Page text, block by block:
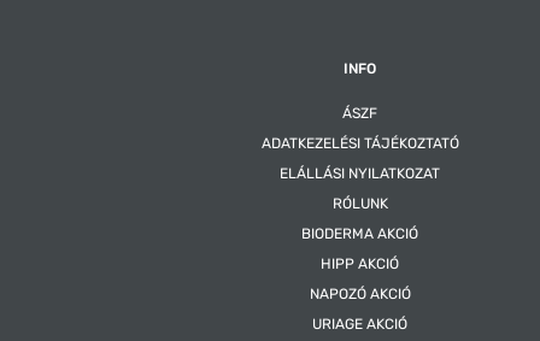
INFO
ÁSZF
ADATKEZELÉSI TÁJÉKOZTATÓ
ELÁLLÁSI NYILATKOZAT
RÓLUNK
BIODERMA AKCIÓ
HIPP AKCIÓ
NAPOZÓ AKCIÓ
URIAGE AKCIÓ